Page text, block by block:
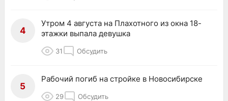
4
Утром 4 августа на Плахотного из окна 18-
этажки выпала девушка
31 Обсудить
5
Рабочий погиб на стройке в Новосибирске
29 Обсудить